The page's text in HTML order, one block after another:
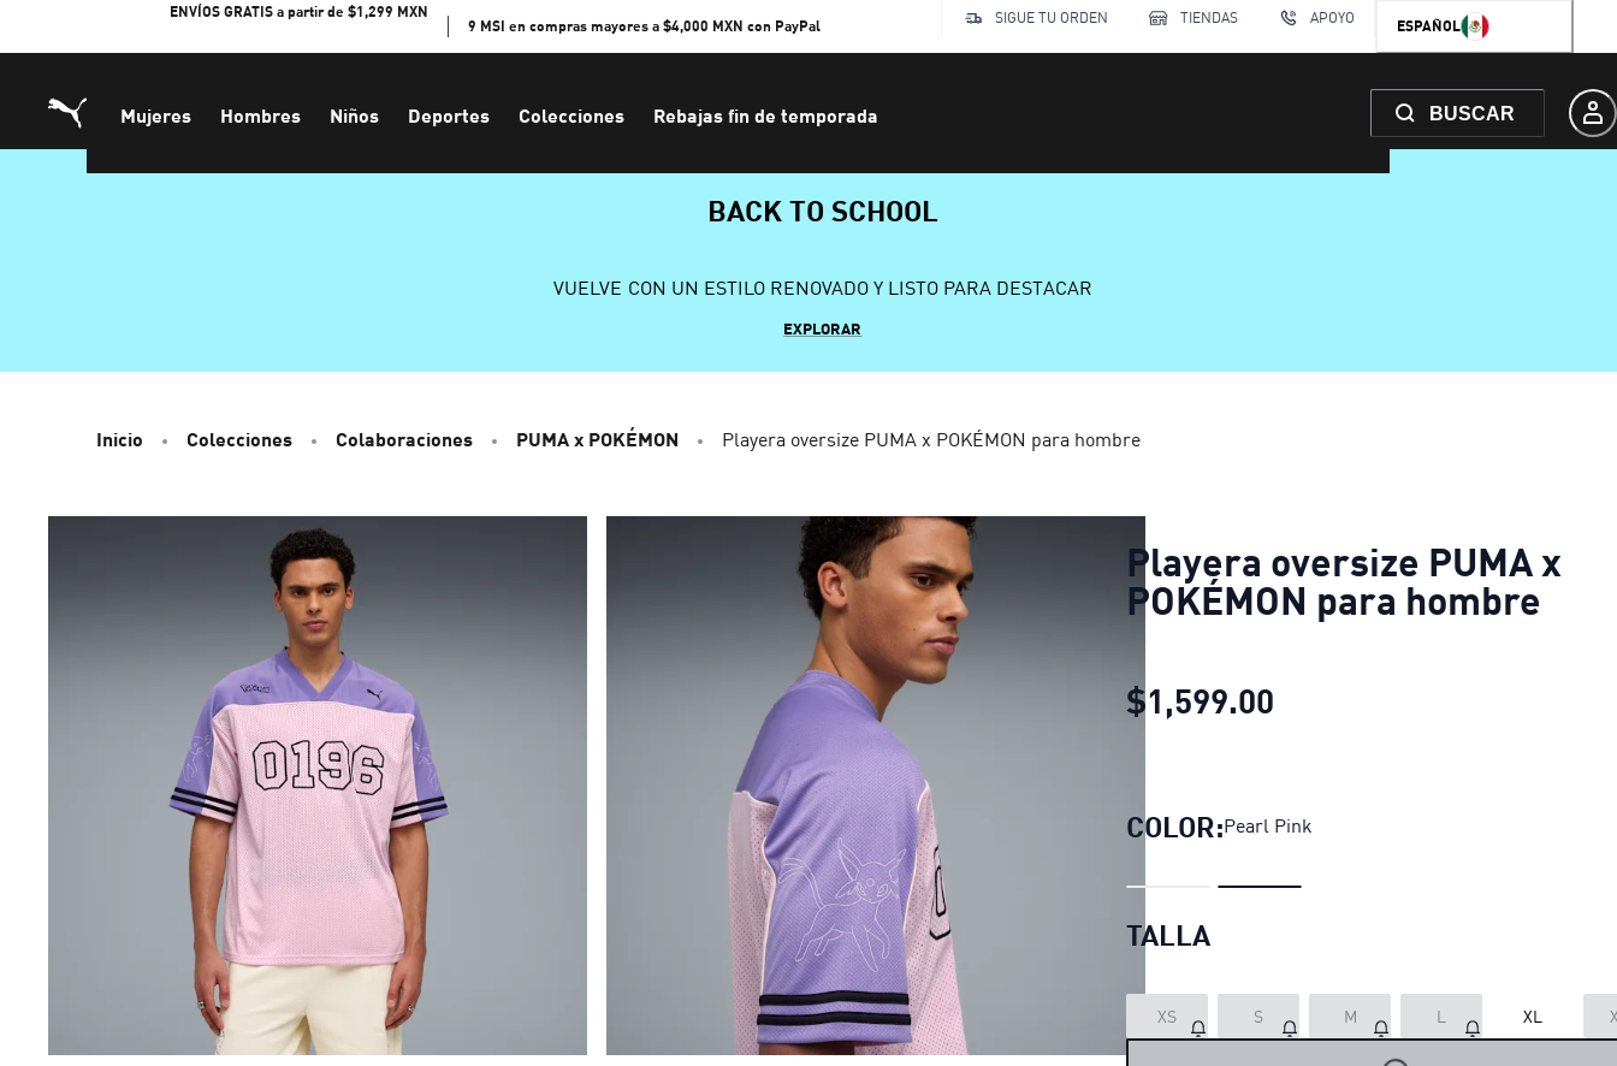
ENVÍOS GRATIS a partir de $1,299 MXN
9 MSI en compras mayores a $4,000 MXN con PayPal
SIGUE TU ORDEN TIENDAS APOYO ESPAÑOL
Mujeres Hombres Niños Deportes Colecciones Rebajas fin de temporada BUSCAR
BACK TO SCHOOL
VUELVE CON UN ESTILO RENOVADO Y LISTO PARA DESTACAR
EXPLORAR
Inicio Colecciones Colaboraciones PUMA x POKÉMON Playera oversize PUMA x POKÉMON para hombre
Playera oversize PUMA x
POKÉMON para hombre
$1,599.00
COLOR:Pearl Pink
TALLA
XS S M L XL